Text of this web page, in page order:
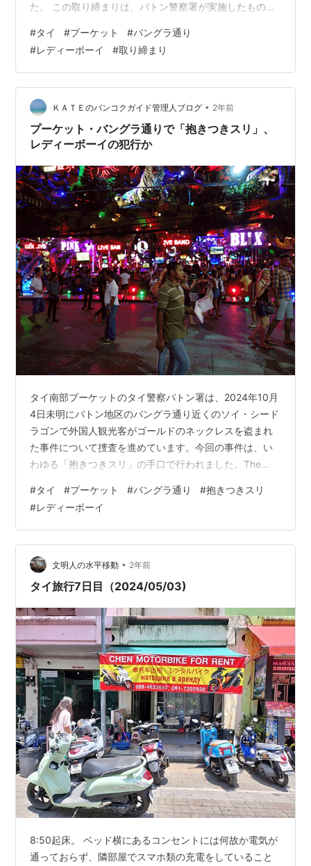
た。 この取り締まりは、パトン警察署が実施したもの
女性、およびその他のリスクのある人物に対する調査が
行われました。 その結果、公衆の場または人目の多い場
所で「他人に迷惑や不快感を与える行為」、あるいは
「性的嫌がらせと捉えられるおそれのある行動」を行っ
たとして、レディーボーイ6名が拘束され、警察署にて正
式な告発手続きが取られました。 今回の措置は、…
#タイ #プーケット #バングラ通り
#レディーボーイ #取り締まり
ＫＡＴＥのバンコクガイド管理人ブログ • 2年前
プーケット・バングラ通りで「抱きつきスリ」、
レディーボーイの犯行か
タイ南部プーケットのタイ警察パトン署は、2024年10月
4日未明にパトン地区のバングラ通り近くのソイ・シード
ラゴンで外国人観光客がゴールドのネックレスを盗まれ
た事件について捜査を進めています。今回の事件は、い
わゆる「抱きつきスリ」の手口で行われました。The
ると、事件は午前0時20分頃、バーの前で発生しまし
た。10グラムの金のネックレスが2人組のレディーボーイ
に盗まれたと警察に報告しています。 外国人男性は、ソ
イ・バングラで飲む場所を探していた際、入口で女性の
服を着た2人の男、レディーボーイと遭遇しました。1人
は緑色のドレスを着た…
#タイ #プーケット #バングラ通り #抱きつきスリ
#レディーボーイ
文明人の水平移動 • 2年前
タイ旅行7日目（2024/05/03)
8:50起床。 ベッド横にあるコンセントには何故か電気が
通っておらず、隣部屋でスマホ類の充電をしていること